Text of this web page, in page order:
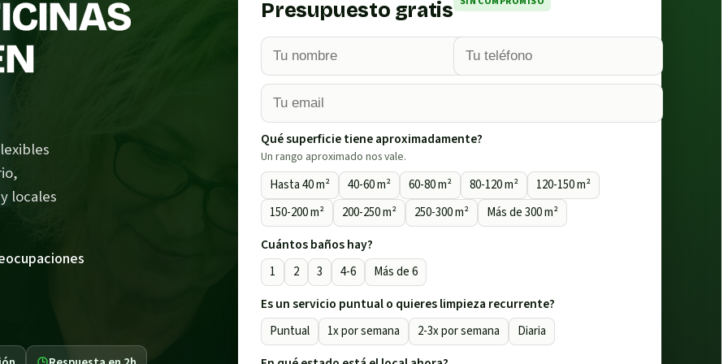
locales
Presupuesto gratis
Qué superficie tiene aproximadamente?
Un rango aproximado nos vale.
Hasta 40 m² 40-60 m² 60-80 m² 80-120 m²
120-150 m²
150-200 m²
200-250 m² 250-300 m² Más de 300 m²
Cuántos baños hay?
1 2 3 4-6 Más de 6
Es un servicio puntual o quieres limpieza recurrente?
Puntual 1x por semana 2-3x por semana Diaria